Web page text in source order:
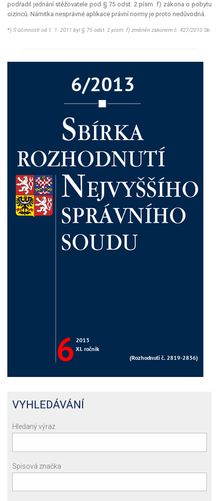
podřadil jednání stěžovatele pod § 75 odst. 2 písm. f) zákona o pobytu
cizinců. Námitka nesprávné aplikace právní normy je proto nedůvodná.
*) S účinností od 1. 1. 2011 byl § 75 odst. 2 písm. f) změněn zákonem č. 427/2010 Sb.
VYHLEDÁVÁNÍ
Hledaný výraz
Spisová značka